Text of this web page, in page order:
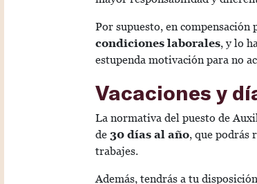
Por supuesto, en compensación
condiciones laborales, y lo
estupenda motivación para no
Vacaciones y
La normativa del puesto de
de 30 días al año, que podrás
trabajes.
Además, tendrás a tu disposición